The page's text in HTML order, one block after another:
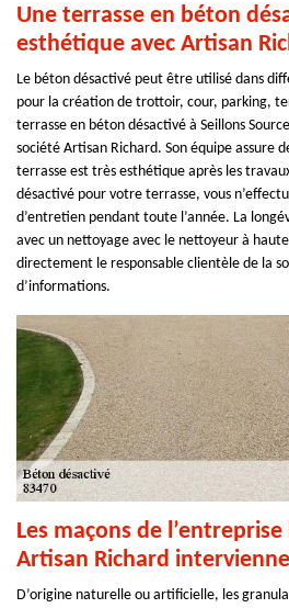
Une terrasse en béton
esthétique avec Artisan
Le béton désactivé peut être utilisé dans
pour la création de trottoir, cour, parking,
terrasse en béton désactivé à Seillons
société Artisan Richard. Son équipe assure
terrasse est très esthétique après les
désactivé pour votre terrasse, vous
d’entretien pendant toute l’année. La
avec un nettoyage avec le nettoyeur à
directement le responsable clientèle de la
d’informations.
Les maçons de
Artisan Richard
D’origine naturelle ou artificielle, les